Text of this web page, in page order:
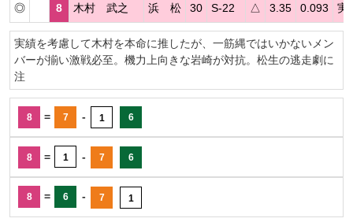
◎ 8 木村 武之 浜 松 30 S-22 △ 3.35 0.093 実
実績を考慮して木村を本命に推したが、一筋縄ではいかないメン
バーが揃い激戦必至。機力上向きな岩崎が対抗。松生の逃走劇に
注
8 = 7 - 1 6
8 = 1 - 7 6
8 = 6 - 7 1